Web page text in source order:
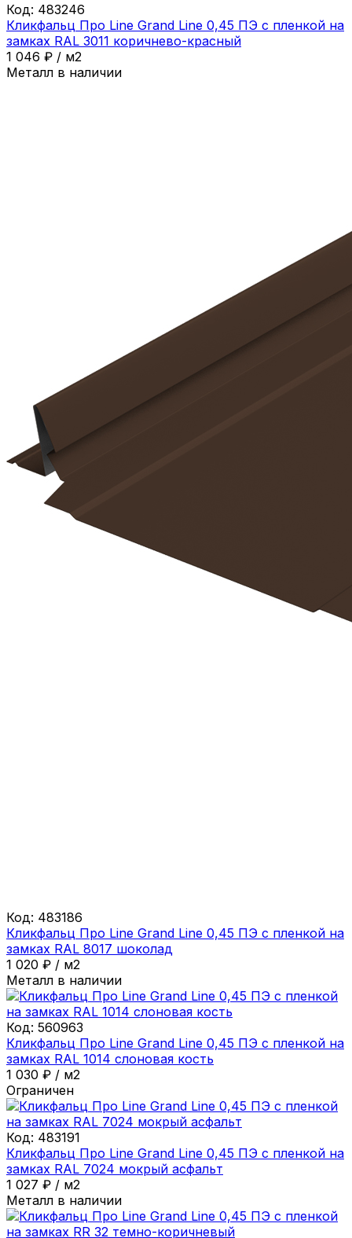
Код: 483246
Кликфальц Про Line Grand Line 0,45 ПЭ с пленкой на
замках RAL 3011 коричнево-красный
1 046 ₽ / м2
Металл в наличии
Код: 483186
Кликфальц Про Line Grand Line 0,45 ПЭ с пленкой на
замках RAL 8017 шоколад
1 020 ₽ / м2
Металл в наличии
Код: 560963
Кликфальц Про Line Grand Line 0,45 ПЭ с пленкой на
замках RAL 1014 слоновая кость
1 030 ₽ / м2
Ограничен
Код: 483191
Кликфальц Про Line Grand Line 0,45 ПЭ с пленкой на
замках RAL 7024 мокрый асфальт
1 027 ₽ / м2
Металл в наличии